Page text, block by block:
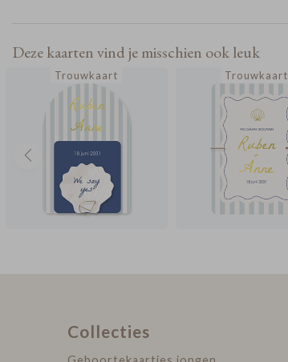
Deze kaarten vind je misschien ook leuk
Trouwkaart Trouwkaart
Collecties